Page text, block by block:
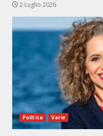
2 Luglio 2026
Politica Varie